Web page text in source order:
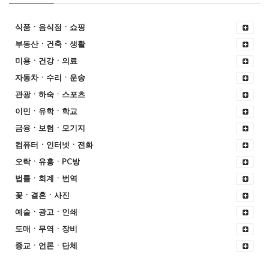
식품ㆍ음식점ㆍ쇼핑
부동산ㆍ건축ㆍ생활
미용ㆍ건강ㆍ의료
자동차ㆍ수리ㆍ운송
관광ㆍ하숙ㆍ스포츠
이민ㆍ유학ㆍ학교
금융ㆍ보험ㆍ모기지
컴퓨터ㆍ인터넷ㆍ전화
오락ㆍ유흥ㆍPC방
법률ㆍ회계ㆍ번역
꽃ㆍ결혼ㆍ사진
예술ㆍ광고ㆍ인쇄
도매ㆍ무역ㆍ장비
종교ㆍ언론ㆍ단체